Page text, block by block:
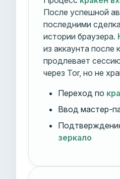
После успешной
последними
истории браузера.
из аккаунта после
продлевает
через Tor, но не
Переход по
Ввод мастер-
зеркало